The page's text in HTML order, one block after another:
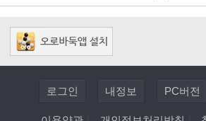
로그인 내정보 PC버전